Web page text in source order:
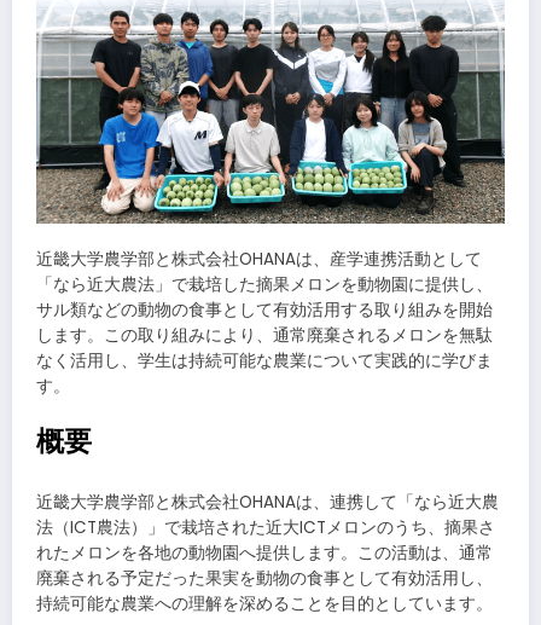
近畿大学農学部と株式会社OHANAは、産学連携活動として
「なら近大農法」で栽培した摘果メロンを動物園に提供し、
サル類などの動物の食事として有効活用する取り組みを開始
します。この取り組みにより、通常廃棄されるメロンを無駄
なく活用し、学生は持続可能な農業について実践的に学びま
す。
概要
近畿大学農学部と株式会社OHANAは、連携して「なら近大農
法（ICT農法）」で栽培された近大ICTメロンのうち、摘果さ
れたメロンを各地の動物園へ提供します。この活動は、通常
廃棄される予定だった果実を動物の食事として有効活用し、
持続可能な農業への理解を深めることを目的としています。